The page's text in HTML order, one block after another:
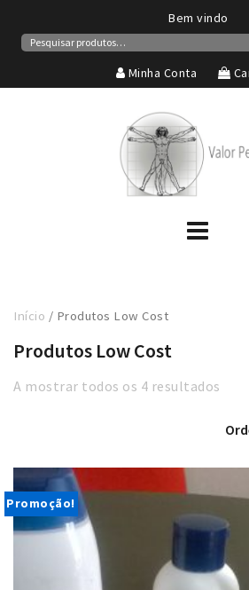
Bem vindo
Pesquisar
Minha Conta
Início / Produtos Low Cost
Produtos Low Cost
A mostrar todos os 4 resultados
Promoção!